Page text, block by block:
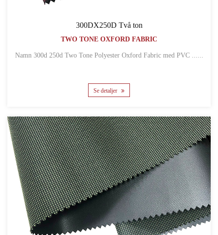
300DX250D Två ton
TWO TONE OXFORD FABRIC
Namn 300d 250d Two Tone Polyester Oxford Fabric med PVC ......
Se detaljer